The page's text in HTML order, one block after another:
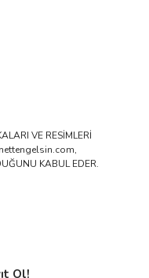
VE RESİMLERİ
nettengelsin.com,
KABUL EDER.
Ol!